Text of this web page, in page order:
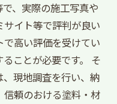
、実際の施工写真や
イト等で評判が良い
高い評価を受けてい
ことが必要です。 そ
、現地調査を行い、納
頼のおける塗料・材